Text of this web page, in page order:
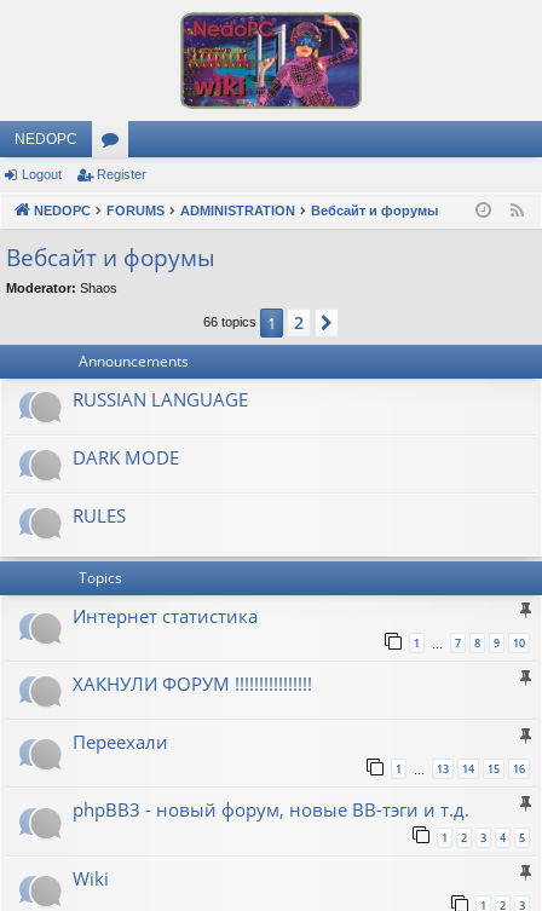
NEDOPC
or
u
s
Logout Register
NEDOPC FORUMS ADMINISTRATION Вебсайт и форумы
Вебсайт и форумы
Moderator: Shaos
66 topics 1 2
Announcements
RUSSIAN LANGUAGE
DARK MODE
RULES
Topics
Интернет статистика
1 … 7 8 9 10
ХАКНУЛИ ФОРУМ !!!!!!!!!!!!!!!!
Переехали
1 … 13 14 15 16
phpBB3 - новый форум, новые BB-тэги и т.д.
1 2 3 4 5
Wiki
1 2 3